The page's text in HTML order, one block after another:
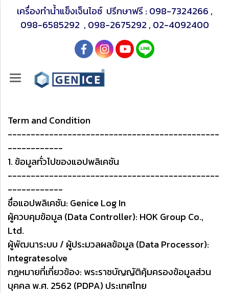
เครื่องทำน้ำแข็งเจ็นไอซ์ ปรึกษาฟรี : 098-7324266 ,
098-6585292 , 098-2675292 , 02-4092400
Term and Condition
----------------------------------------------
------------
1. ข้อมูลทั่วไปของแอปพลิเคชัน
----------------------------------------------
------------
ชื่อแอปพลิเคชัน: Genice Log In
ผู้ควบคุมข้อมูล (Data Controller): HOK Group Co.,
Ltd.
ผู้พัฒนาระบบ / ผู้ประมวลผลข้อมูล (Data Processor):
Integratesolve
กฎหมายที่เกี่ยวข้อง: พระราชบัญญัติคุ้มครองข้อมูลส่วน
บุคคล พ.ศ. 2562 (PDPA) ประเทศไทย